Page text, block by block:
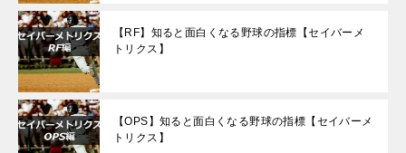
【RF】知ると面白くなる野球の指標【セイバーメ
トリクス】
【OPS】知ると面白くなる野球の指標【セイバーメ
トリクス】